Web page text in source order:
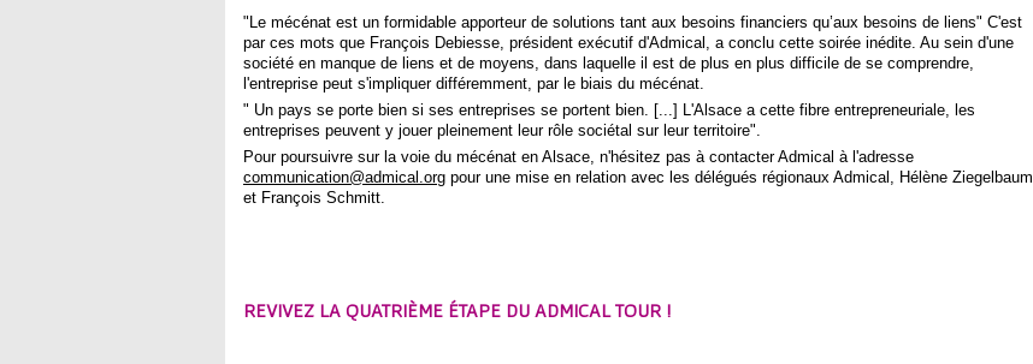
"Le mécénat est un formidable apporteur de solutions tant aux besoins financiers qu’aux besoins de liens" C'est
par ces mots que François Debiesse, président exécutif d'Admical, a conclu cette soirée inédite. Au sein d'une
société en manque de liens et de moyens, dans laquelle il est de plus en plus difficile de se comprendre,
l'entreprise peut s'impliquer différemment, par le biais du mécénat.
" Un pays se porte bien si ses entreprises se portent bien. [...] L'Alsace a cette fibre entrepreneuriale, les
entreprises peuvent y jouer pleinement leur rôle sociétal sur leur territoire".
Pour poursuivre sur la voie du mécénat en Alsace, n'hésitez pas à contacter Admical à l'adresse
communication@admical.org pour une mise en relation avec les délégués régionaux Admical, Hélène Ziegelbaum
et François Schmitt.
REVIVEZ LA QUATRIÈME ÉTAPE DU ADMICAL TOUR !